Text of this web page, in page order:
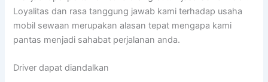
Loyalitas dan rasa tanggung jawab kami terhadap usaha
mobil sewaan merupakan alasan tepat mengapa kami
pantas menjadi sahabat perjalanan anda.
Driver dapat diandalkan